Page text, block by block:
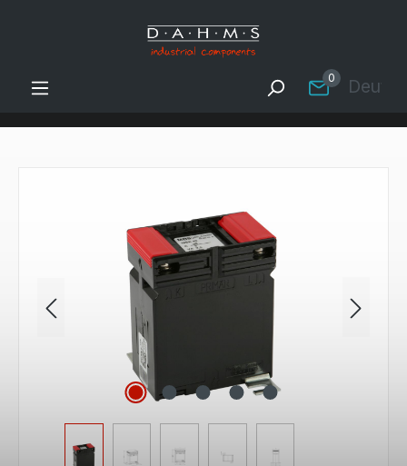
Zum Hauptinhalt springen
0
Bildergalerie überspringen